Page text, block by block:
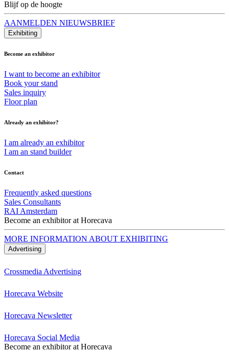
Blijf op de hoogte
AANMELDEN NIEUWSBRIEF
Exhibiting
Become an exhibitor
I want to become an exhibitor
Book your stand
Sales inquiry
Floor plan
Already an exhibitor?
I am already an exhibitor
I am an stand builder
Contact
Frequently asked questions
Sales Consultants
RAI Amsterdam
Become an exhibitor at Horecava
MORE INFORMATION ABOUT EXHIBITING
Advertising
Crossmedia Advertising
Horecava Website
Horecava Newsletter
Horecava Social Media
Become an exhibitor at Horecava